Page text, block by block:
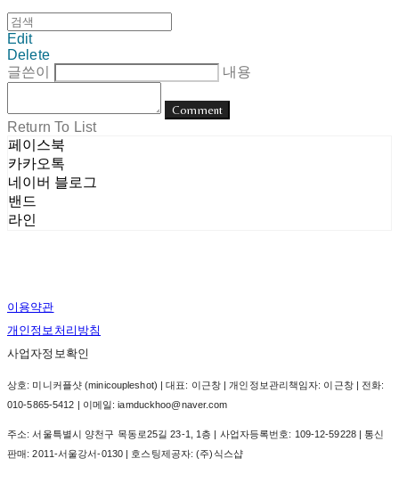
Edit
Delete
글쓴이
내용
Comment
Return To List
페이스북
카카오톡
네이버 블로그
밴드
라인
이용약관
개인정보처리방침
사업자정보확인
상호: 미니커플샷 (minicoupleshot) | 대표: 이근창 | 개인정보관리책임자: 이근창 | 전화:
010-5865-5412 | 이메일: iamduckhoo@naver.com
주소: 서울특별시 양천구 목동로25길 23-1, 1층 | 사업자등록번호: 109-12-59228| 통신
판매:2011-서울강서-0130 | 호스팅제공자: (주)식스샵